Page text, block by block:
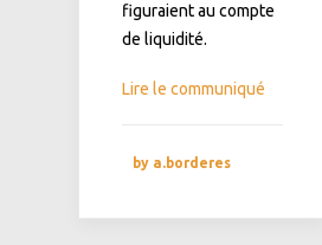
figuraient au compte
de liquidité.
Lire le communiqué
by a.borderes